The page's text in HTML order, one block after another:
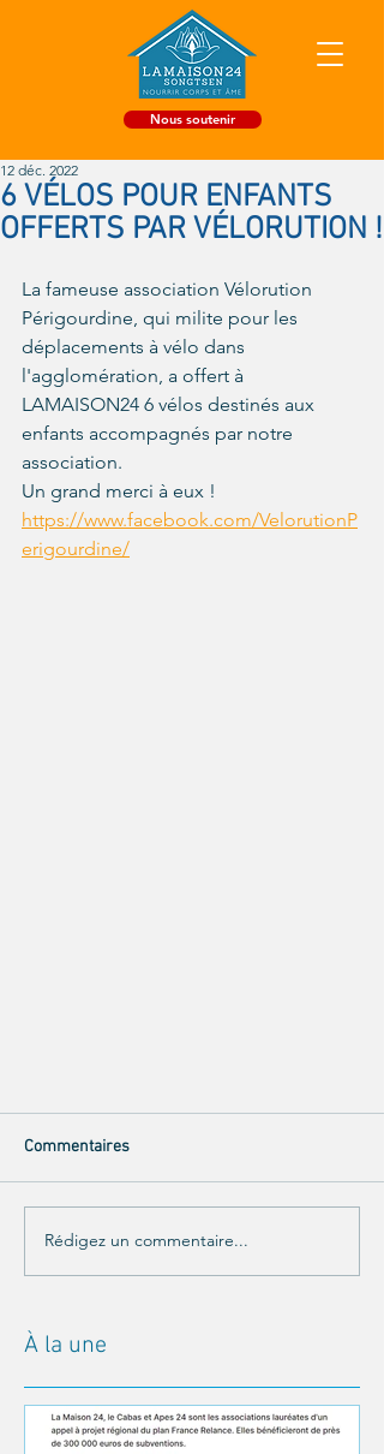
Nous soutenir
6 VÉLOS POUR ENFANTS
OFFERTS PAR VÉLORUTION !
12 déc. 2022
La fameuse association Vélorution
Périgourdine, qui milite pour les
déplacements à vélo dans
l'agglomération, a offert à
LAMAISON24 6 vélos destinés aux
enfants accompagnés par notre
association.
Un grand merci à eux !
https://www.facebook.com/VelorutionP
erigourdine/
Commentaires
Rédigez un commentaire...
À la une